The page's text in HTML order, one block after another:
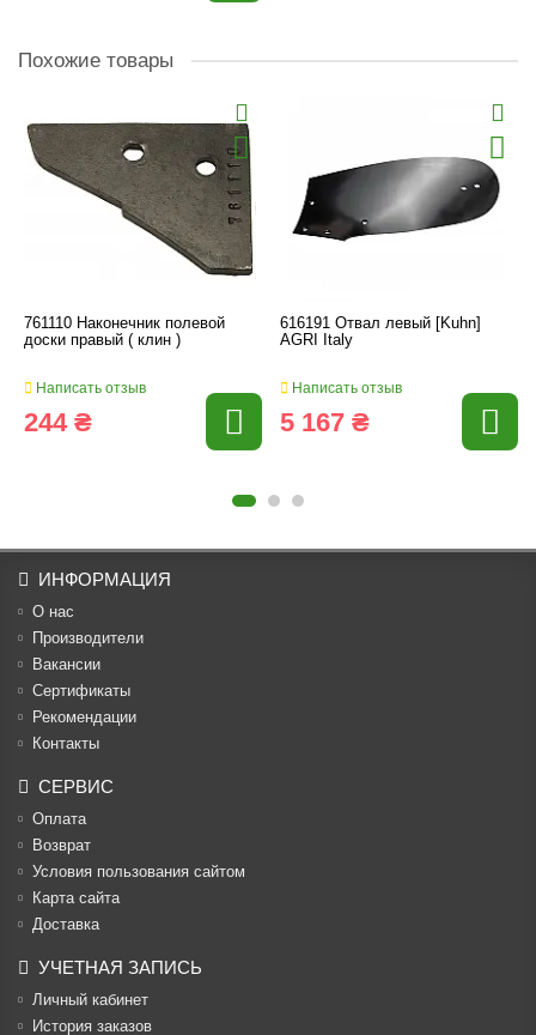
Похожие товары
761110 Наконечник полевой
доски правый ( клин )
Написать отзыв
244 ₴
616191 Отвал левый [Kuhn]
AGRI Italy
Написать отзыв
5 167 ₴
ИНФОРМАЦИЯ
О нас
Производители
Вакансии
Cертификаты
Рекомендации
Контакты
СЕРВИС
Оплата
Возврат
Условия пользования сайтом
Карта сайта
Доставка
УЧЕТНАЯ ЗАПИСЬ
Личный кабинет
История заказов